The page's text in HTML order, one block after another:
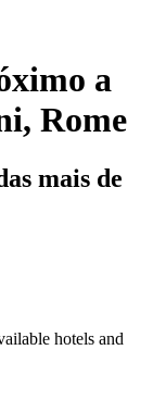
a
Rome
mais de
hotels and